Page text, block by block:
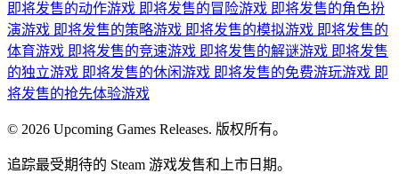
即将发售的动作游戏 即将发售的冒险游戏 即将发售的角色扮
演游戏 即将发售的策略游戏 即将发售的模拟游戏 即将发售的
体育游戏 即将发售的竞速游戏 即将发售的解谜游戏 即将发售
的独立游戏 即将发售的休闲游戏 即将发售的免费游玩游戏 即
将发售的抢先体验游戏
© 2026 Upcoming Games Releases. 版权所有。
追踪最受期待的 Steam 游戏发售和上市日期。